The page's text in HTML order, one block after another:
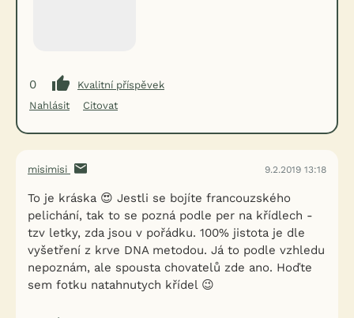
0
Kvalitní příspěvek
Nahlásit
Citovat
misimisi 9.2.2019 13:18
To je kráska 😍 Jestli se bojíte francouzského
pelichání, tak to se pozná podle per na křídlech -
tzv letky, zda jsou v pořádku. 100% jistota je dle
vyšetření z krve DNA metodou. Já to podle vzhledu
nepoznám, ale spousta chovatelů zde ano. Hoďte
sem fotku natahnutych křídel 😉